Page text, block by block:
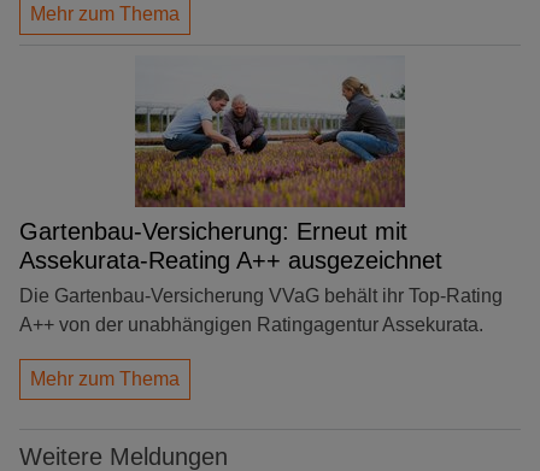
Mehr zum Thema
Gartenbau-Versicherung: Erneut mit
Assekurata-Reating A++ ausgezeichnet
Die Gartenbau-Versicherung VVaG behält ihr Top-Rating
A++ von der unabhängigen Ratingagentur Assekurata.
Mehr zum Thema
Weitere Meldungen